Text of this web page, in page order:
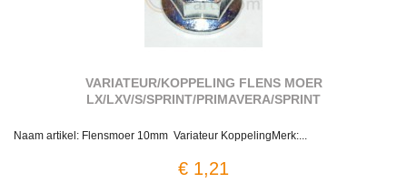
VARIATEUR/KOPPELING FLENS MOER
LX/LXV/S/SPRINT/PRIMAVERA/SPRINT
Naam artikel: Flensmoer 10mm Variateur KoppelingMerk:...
€ 1,21